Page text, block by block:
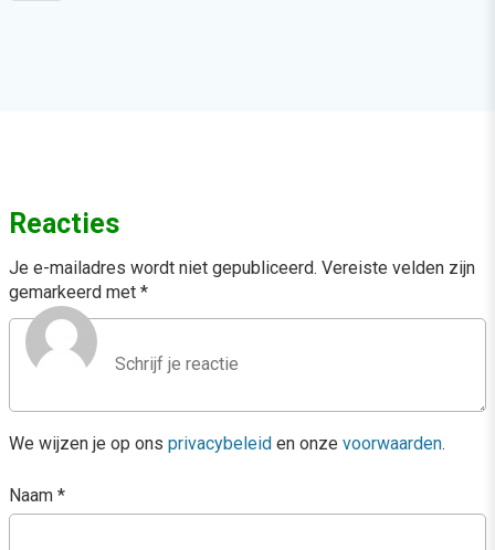
Reacties
Je e-mailadres wordt niet gepubliceerd. Vereiste velden zijn
gemarkeerd met *
We wijzen je op ons privacybeleid en onze voorwaarden.
Naam *